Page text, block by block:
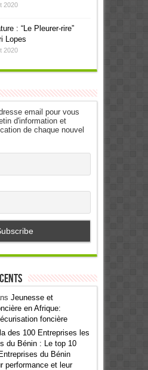
2020
: “Le Pleurer-rire”
Lopes
2020
email pour vous
d'information et
de chaque nouvel
Jeunesse et
en Afrique:
foncière
des 100 Entreprises les
du Bénin : Le top 10
du Bénin
performance et leur